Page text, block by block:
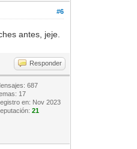
#6
antes, jeje.
Responder
687
17
en: Nov 2023
21